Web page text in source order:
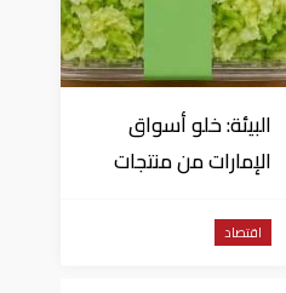
البيئة: خلو أسواق
الإمارات من منتجات
داء السيكلوسبورا
اقتصاد